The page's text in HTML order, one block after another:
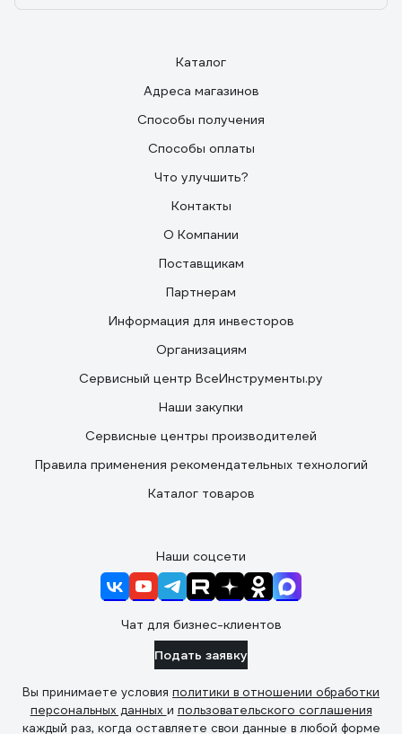
Каталог
Адреса магазинов
Способы получения
Способы оплаты
Что улучшить?
Контакты
О Компании
Поставщикам
Партнерам
Информация для инвесторов
Организациям
Сервисный центр ВсеИнструменты.ру
Наши закупки
Сервисные центры производителей
Правила применения рекомендательных технологий
Каталог товаров
Наши соцсети
Чат для бизнес-клиентов
Подать заявку
Вы принимаете условия политики в отношении обработки
персональных данных и пользовательского соглашения
каждый раз, когда оставляете свои данные в любой форме